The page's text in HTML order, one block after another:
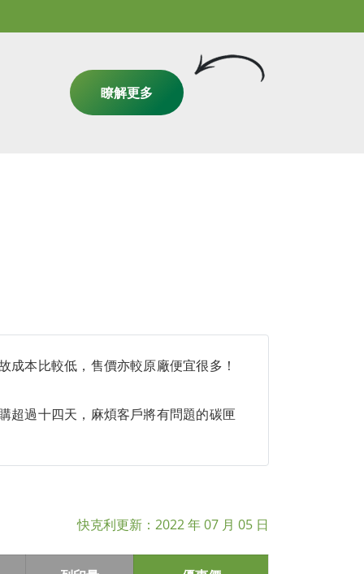
瞭解更多
本比較低，售價亦較原廠便宜很多！
超過十四天，麻煩客戶將有問題的碳匣
快克利更新： 2022 年 07 月 05 日